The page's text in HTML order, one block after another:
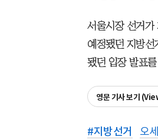
서울시장 선거가
예정됐던 지방선
됐던 입장 발표
영문 기사 보기
#지방선거 오